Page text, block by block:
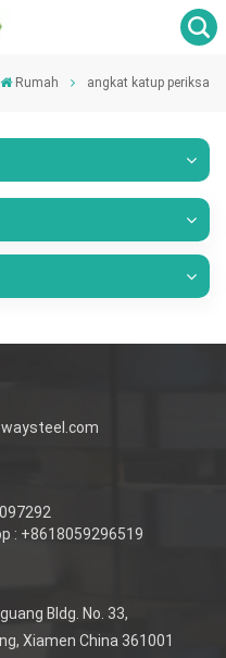
Rumah angkat katup periksa
: +8618059296519
Bldg. No. 33,
Xiamen China 361001